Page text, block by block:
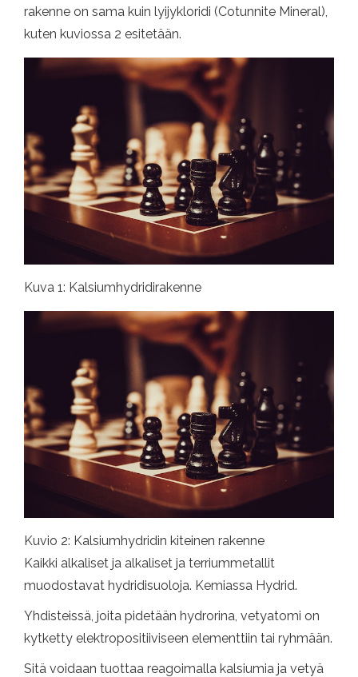
rakenne on sama kuin lyijykloridi (Cotunnite Mineral),
kuten kuviossa 2 esitetään.
Kuva 1: Kalsiumhydridirakenne
Kuvio 2: Kalsiumhydridin kiteinen rakenne
Kaikki alkaliset ja alkaliset ja terriummetallit
muodostavat hydridisuoloja. Kemiassa Hydrid.
Yhdisteissä, joita pidetään hydrorina, vetyatomi on
kytketty elektropositiiviseen elementtiin tai ryhmään.
Sitä voidaan tuottaa reagoimalla kalsiumia ja vetyä